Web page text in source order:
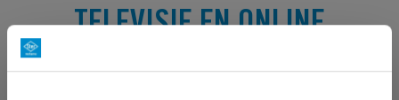
TELEVISIE EN ONLINE
Wie radio en televisie goed vergelijkt met online